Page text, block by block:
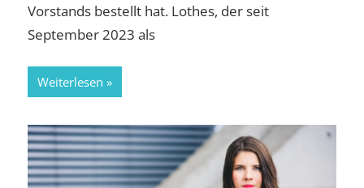
Vorstands bestellt hat. Lothes, der seit
September 2023 als
Weiterlesen